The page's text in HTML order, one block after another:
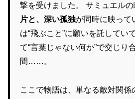
撃を受けました。 サミュエルの
片と、深い孤独が同時に映って
は“飛ぶこと”に願いを託してい
て“言葉じゃない何か”で交じり
間……。
ここで物語は、単なる敵対関係